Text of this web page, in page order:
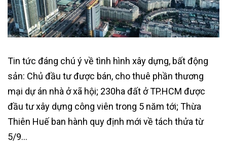
Tin tức đáng chú ý về tình hình xây dựng, bất động
sản: Chủ đầu tư được bán, cho thuê phần thương
mại dự án nhà ở xã hội; 230ha đất ở TP.HCM được
đầu tư xây dựng công viên trong 5 năm tới; Thừa
Thiên Huế ban hành quy định mới về tách thửa từ
5/9…